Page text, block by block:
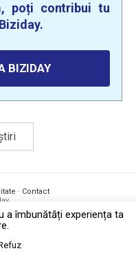
poți contribui tu
BIZIDAY
· Contact
îmbunătăți experiența ta